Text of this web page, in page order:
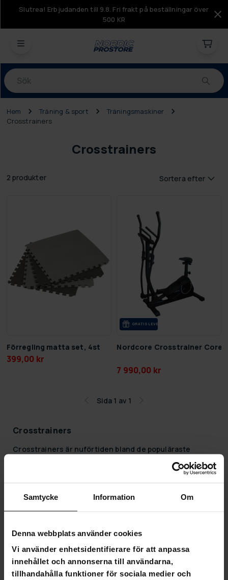
Samtycke Information Om
Denna webbplats använder cookies
Vi använder enhetsidentifierare för att anpassa
innehållet och annonserna till användarna,
tillhandahålla funktioner för sociala medier och
Slutrea! Erbjudanden till 9.8. Fri frakt på beställningar över
500 KR
Produkter
Hem Träning & sport
Träningsmaskiner
Crosstrainers
Crosstrainers
2 produkter Sortera efter
Förregling matta set, 4st
399,00 kr
GRA­TIS LE­VE­RANS
Nordcore Crosstrainer Core
7 990,00 kr
Sida 1 av 1
Crosstrainers
Crosstrainers är nuförtiden bland de populäraste
redskapen på gymmet och i det egna hemmet. De
du kroppens stora muskler att arbeta. Samtidigt tränar
kroppen.
Fördelarna med en crosstrainer är att den är en mjuk